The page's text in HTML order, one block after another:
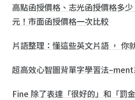
高點函授價格、志光函授價格多
元！市面函授價格一次比較
片語整理：懂這些英文片語 ， 你
超高效心智圖背單字學習法–ment
Fine 除了表達「很好的」和「罰